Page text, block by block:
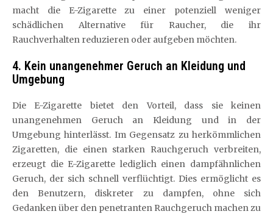
macht die E-Zigarette zu einer potenziell weniger
schädlichen Alternative für Raucher, die ihr
Rauchverhalten reduzieren oder aufgeben möchten.
4. Kein unangenehmer Geruch an Kleidung und
Umgebung
Die E-Zigarette bietet den Vorteil, dass sie keinen
unangenehmen Geruch an Kleidung und in der
Umgebung hinterlässt. Im Gegensatz zu herkömmlichen
Zigaretten, die einen starken Rauchgeruch verbreiten,
erzeugt die E-Zigarette lediglich einen dampfähnlichen
Geruch, der sich schnell verflüchtigt. Dies ermöglicht es
den Benutzern, diskreter zu dampfen, ohne sich
Gedanken über den penetranten Rauchgeruch machen zu